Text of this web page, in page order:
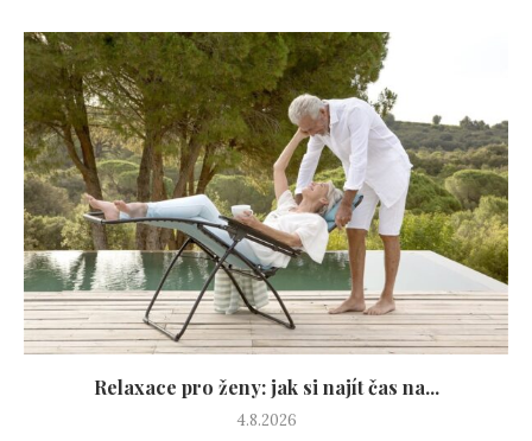
Relaxace pro ženy: jak si najít čas na...
4.8.2026